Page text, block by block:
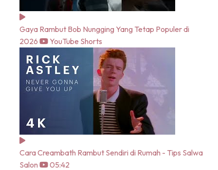
Gaya Rambut Bob Nungging Yang Tetap Populer di
2026
YouTube Shorts
Cara Creambath Rambut Sendiri di Rumah - Tips Salwa
Salon
05:42